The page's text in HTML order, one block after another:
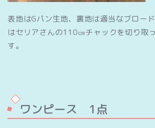
表地はGパン生地、裏地は適当なブロー
はセリアさんの110㎝チャックを切り取
す。
ワンピース 1点